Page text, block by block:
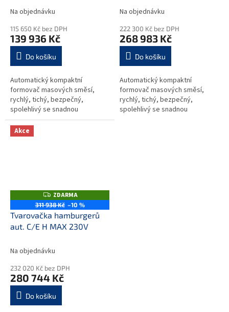
Na objednávku
115 650 Kč bez DPH
139 936 Kč
Do košíku
Automatický kompaktní
formovač masových směsí,
rychlý, tichý, bezpečný,
spolehlivý se snadnou
obsluhou, údržbou a čistěním.
Vhodný pro výrobu polotovarů s
využitím různých...
Na objednávku
222 300 Kč bez DPH
268 983 Kč
Do košíku
Automatický kompaktní
formovač masových směsí,
rychlý, tichý, bezpečný,
spolehlivý se snadnou
Akce
Z
D
A
R
M
A
ZDARMA
311 938 Kč –10 %
Tvarovačka hamburgerů
aut. C/E H MAX 230V
Na objednávku
232 020 Kč bez DPH
280 744 Kč
Do košíku